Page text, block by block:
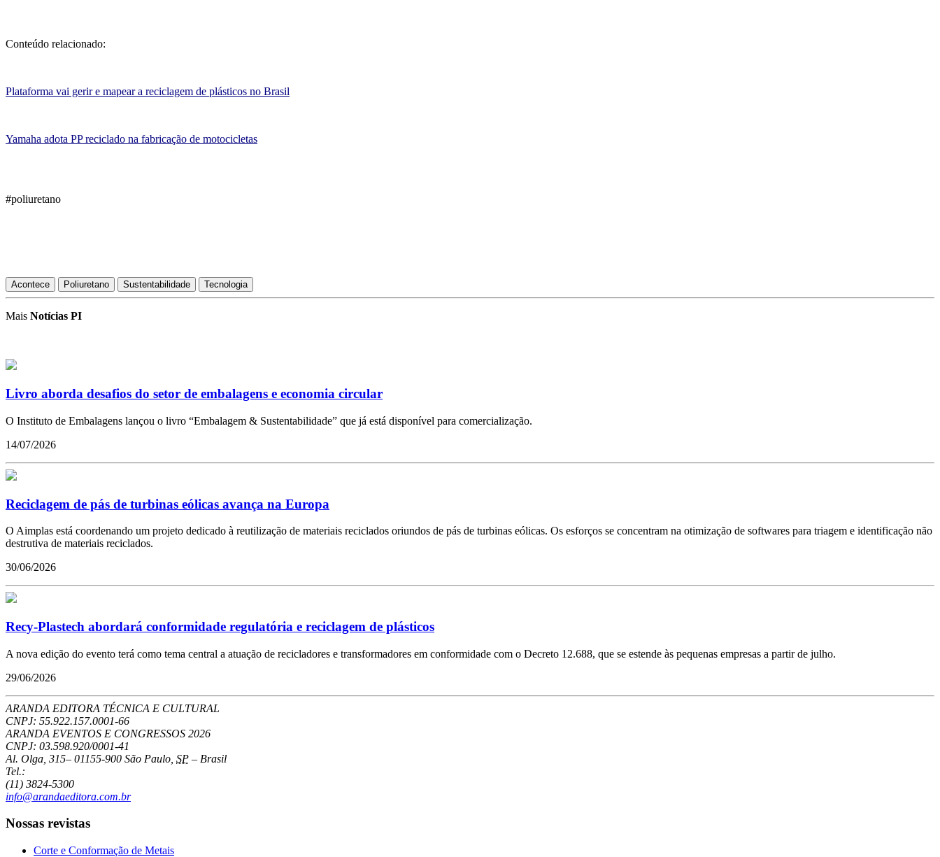
Conteúdo relacionado:
Plataforma vai gerir e mapear a reciclagem de plásticos no Brasil
Yamaha adota PP reciclado na fabricação de motocicletas
#poliuretano
Acontece Poliuretano Sustentabilidade Tecnologia
Mais Notícias PI
Livro aborda desafios do setor de embalagens e economia circular
O Instituto de Embalagens lançou o livro “Embalagem & Sustentabilidade” que já está disponível para comercialização.
14/07/2026
Reciclagem de pás de turbinas eólicas avança na Europa
O Aimplas está coordenando um projeto dedicado à reutilização de materiais reciclados oriundos de pás de turbinas eólicas. Os esforços se concentram na otimização de softwares para triagem e identificação não
destrutiva de materiais reciclados.
30/06/2026
Recy-Plastech abordará conformidade regulatória e reciclagem de plásticos
A nova edição do evento terá como tema central a atuação de recicladores e transformadores em conformidade com o Decreto 12.688, que se estende às pequenas empresas a partir de julho.
29/06/2026
ARANDA EDITORA TÉCNICA E CULTURAL
CNPJ: 55.922.157.0001-66
ARANDA EVENTOS E CONGRESSOS 2026
CNPJ: 03.598.920/0001-41
Al. Olga, 315– 01155-900 São Paulo SP – Brasil
Tel.:
(11) 3824-5300
info@arandaeditora.com.br
Nossas revistas
Corte e Conformação de Metais